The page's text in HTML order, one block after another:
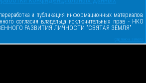
и публикация информационных материалов
согласия владельца исключительных прав - НКО
РАЗВИТИЯ ЛИЧНОСТИ "СВЯТАЯ ЗЕМЛЯ"
Сделано в samsite